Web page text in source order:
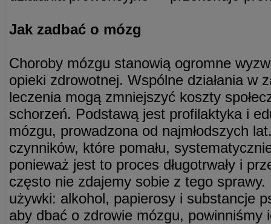
Jak zadbać o mózg
Choroby mózgu stanowią ogromne
opieki zdrowotnej. Wspólne działania w
leczenia mogą zmniejszyć koszty
schorzeń. Podstawą jest profilaktyka i
mózgu, prowadzona od najmłodszych
czynników, które pomału,
ponieważ jest to proces długotrwały i
często nie zdajemy sobie z tego
używki: alkohol, papierosy i substancje
aby dbać o zdrowie mózgu, powinniśmy